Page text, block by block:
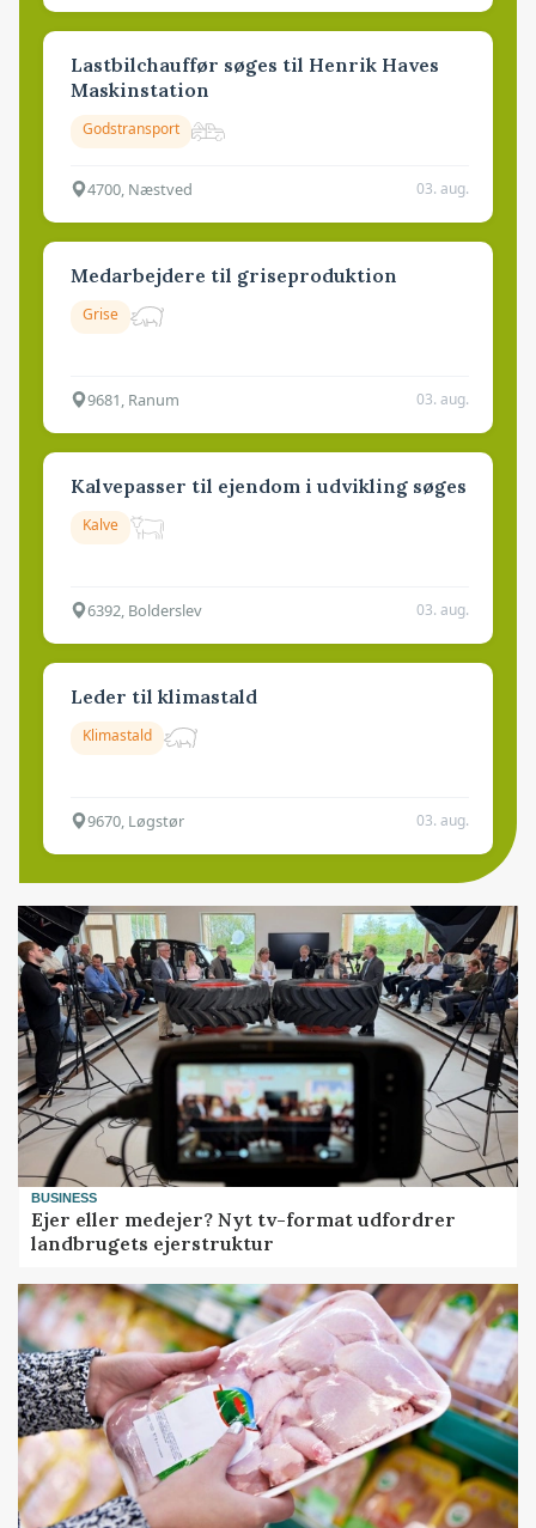
Lastbilchauffør søges til Henrik Haves
Maskinstation
Godstransport
4700, Næstved 03. aug.
Medarbejdere til griseproduktion
Grise
9681, Ranum 03. aug.
Kalvepasser til ejendom i udvikling søges
Kalve
6392, Bolderslev 03. aug.
Leder til klimastald
Klimastald
9670, Løgstør 03. aug.
BUSINESS
Ejer eller medejer? Nyt tv-format udfordrer
landbrugets ejerstruktur